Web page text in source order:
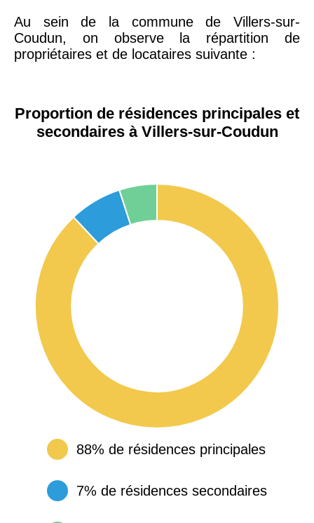
Au sein de la commune de Villers-sur-
Coudun, on observe la répartition de
propriétaires et de locataires suivante :
Proportion de résidences principales et
secondaires à Villers-sur-Coudun
88% de résidences principales
7% de résidences secondaires